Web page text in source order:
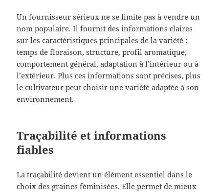
Un fournisseur sérieux ne se limite pas à vendre un
nom populaire. Il fournit des informations claires
sur les caractéristiques principales de la variété :
temps de floraison, structure, profil aromatique,
comportement général, adaptation à l’intérieur ou à
l’extérieur. Plus ces informations sont précises, plus
le cultivateur peut choisir une variété adaptée à son
environnement.
Traçabilité et informations
fiables
La traçabilité devient un élément essentiel dans le
choix des graines féminisées. Elle permet de mieux